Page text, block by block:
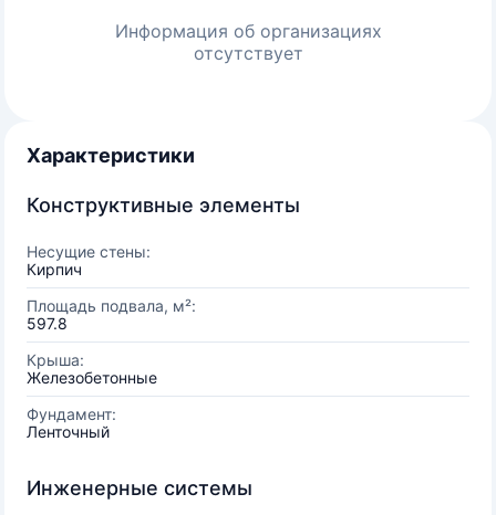
Информация об организациях
отсутствует
Характеристики
Конструктивные элементы
Несущие стены:
Кирпич
Площадь подвала, м²:
597.8
Крыша:
Железобетонные
Фундамент:
Ленточный
Инженерные системы